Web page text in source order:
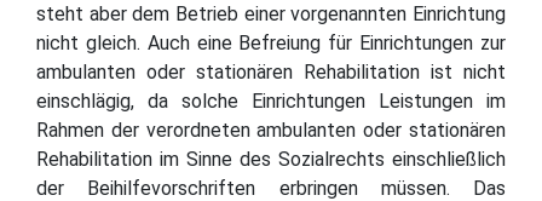
steht aber dem Betrieb einer vorgenannten Einrichtung
nicht gleich. Auch eine Befreiung für Einrichtungen zur
ambulanten oder stationären Rehabilitation ist nicht
einschlägig, da solche Einrichtungen Leistungen im
Rahmen der verordneten ambulanten oder stationären
Rehabilitation im Sinne des Sozialrechts einschließlich
der Beihilfevorschriften erbringen müssen. Das